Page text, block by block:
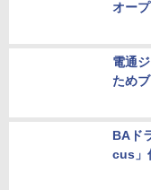
オー
電通
ため
BAド
cus」